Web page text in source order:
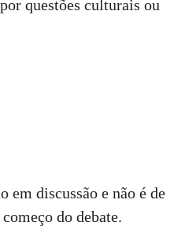
questões culturais ou
em discussão e não é de
do debate.